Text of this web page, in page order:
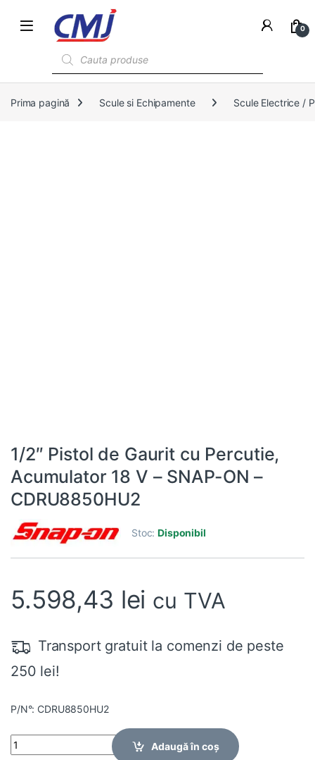
0
Prima pagină Scule si Echipamente Scule Electrice /
1/2″ Pistol de Gaurit cu Percutie,
Acumulator 18 V – SNAP-ON –
CDRU8850HU2
Stoc:Disponibil
5.598,43 lei cu TVA
Transport gratuit la comenzi de peste
250 lei!
P/N°: CDRU8850HU2
Quantity
Adaugă în coș